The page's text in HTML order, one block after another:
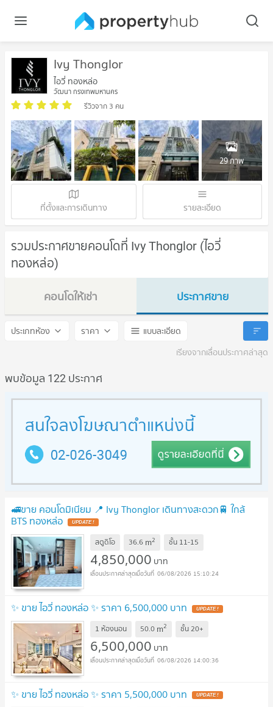
Ivy Thonglor
ไอวี่ ทองหล่อ
วัฒนา กรุงเทพมหานคร
รีวิวจาก 3 คน
29 ภาพ
ที่ตั้งและการเดินทาง รายละเอียด
รวมประกาศขายคอนโดที่ Ivy Thonglor (ไอวี่
ทองหล่อ)
คอนโดให้เช่า
ประกาศขาย
ประเภทห้อง ราคา
แบบละเอียด
เรียงจากเลื่อนประกาศล่าสุด
พบข้อมูล 122 ประกาศ
🚅ขาย คอนโดมิเนียม 📍 Ivy Thonglor เดินทางสะดวก🚆 ใกล้
BTS ทองหล่อ UPDATE !
สตูดิโอ 36.6 m2 ชั้น 11-15
4,850,000 บาท
06/08/2026 15:10:24
✨ ขาย ไอวี่ ทองหล่อ ✨ ราคา 6,500,000 บาท UPDATE !
1 ห้องนอน 50.0 m2 ชั้น20+
6,500,000 บาท
06/08/2026 14:00:36
✨ ขาย ไอวี่ ทองหล่อ ✨ ราคา 5,500,000 บาท UPDATE !